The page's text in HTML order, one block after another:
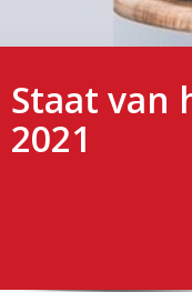
Staat van
2021